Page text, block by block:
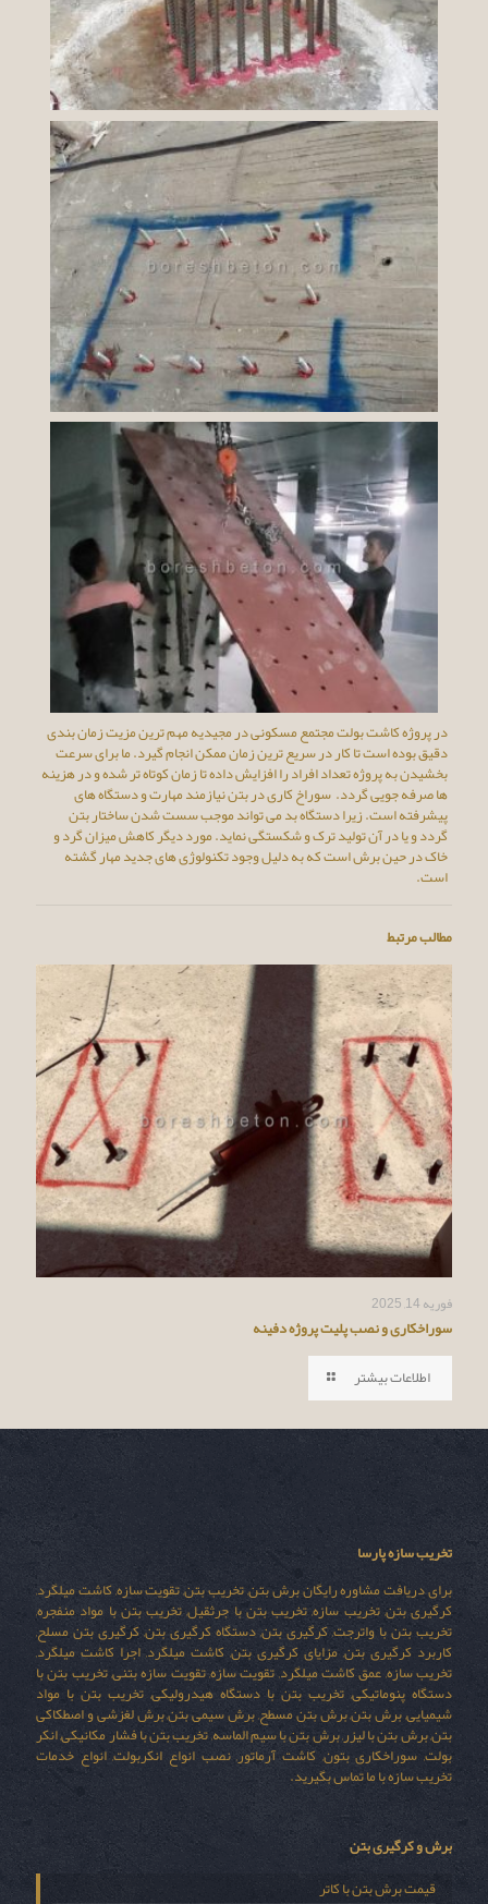
در پروژه کاشت بولت مجتمع مسکونی در مجیدیه مهم ترین مزیت زمان بندی
دقیق بوده است تا کار در سریع ترین زمان ممکن انجام گیرد. ما برای سرعت
بخشیدن به پروژه تعداد افراد را افزایش داده تا زمان کوتاه تر شده و در هزینه
ها صرفه جویی گردد. سوراخ کاری در بتن نیازمند مهارت و دستگاه های
پیشرفته است. زیرا دستگاه بد می تواند موجب سست شدن ساختار بتن
گردد و یا در آن تولید ترک و شکستگی نماید. مورد دیگر کاهش میزان گرد و
خاک در حین برش است که به دلیل وجود تکنولوژی های جدید مهار گشته
است.
مطالب مرتبط
فوریه 14, 2025
سوراخکاری و نصب پلیت پروژه دفینه
اطلاعات بیشتر
تخریب سازه پارسا
برای دریافت مشاوره رایگان برش بتن, تخریب بتن, تقویت سازه, کاشت میلگرد,
کرگیری بتن, تخریب سازه, تخریب بتن با جرثقیل, تخریب بتن با مواد منفجره,
تخریب بتن با واترجت, کرگیری بتن, دستگاه کرگیری بتن, کرگیری بتن مسلح,
کاربرد کرگیری بتن, مزایای کرگیری بتن, کاشت میلگرد, اجرا کاشت میلگرد,
تخریب سازه, عمق کاشت میلگرد, تقویت سازه, تقویت سازه بتنی, تخریب بتن با
دستگاه پنوماتیکی, تخریب بتن با دستگاه هیدرولیکی, تخریب بتن با مواد
شیمیایی, برش بتن, برش بتن مسطح, برش سیمی بتن, برش لغزشی و اصطکاکی
بتن, برش بتن با لیزر, برش بتن با سیم الماسه, تخریب بتن با فشار مکانیکی, انکر
بولت, سوراخکاری بتون, کاشت آرماتور, نصب انواع انکربولت, انواع خدمات
تخریب سازه با ما تماس بگیرید.
برش و کرگیری بتن
قیمت برش بتن با کاتر